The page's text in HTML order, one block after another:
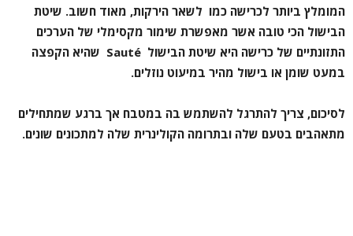
המומלץ ביותר לכרישה כמו לשאר הירקות, מאוד חשוב. שיטת
הבישול הכי טובה אשר מאפשרת שימור מקסימלי של הערכים
התזונתיים של כרישה היא שיטת הבישול Sauté שהיא הקפצה
במעט שומן או בישול מהיר במיעוט נוזלים.
לסיכום, צריך להתרגל להשתמש בה במטבח אך ברגע שמתחילים
מתאהבים בטעם שלה ובתרומה הקולינרית שלה למתכונים שונים.